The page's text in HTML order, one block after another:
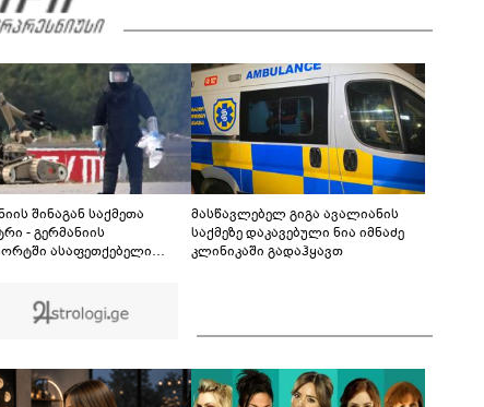
"უკვე 5 წელია ვუძლებ ციხის მძიმე პირობებს,
იზოლაციას, გავუძელი წამებას, მოწამვლას,
ორმხრივ ლანძღვას და შეურაცხყოფას..." -
მიხეილ სააკაშვილი
01:38
„ნაციონალური მოძრაობის“ მმართველობითი
საბჭოს ხელმძღვანელი ირაკლი
ფავლენიშვილი გახდა
შინაგან საქმეთა
- გერმანიის
ასაფეთქებელი
აღნიშნავს
მასწავლებელ გიგა ავალიანის
საქმეზე დაკავებული ნია იმნაძე
კლინიკაში გადაჰყავთ